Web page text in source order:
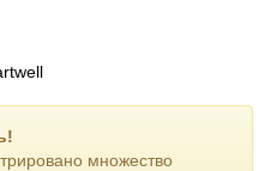
множество